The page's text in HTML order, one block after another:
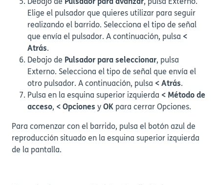
Debajo de Pulsador para avanzar, pulsa Externo.
Elige el pulsador que quieres utilizar para seguir
realizando el barrido. Selecciona el tipo de señal
que envía el pulsador. A continuación, pulsa <
Atrás.
Debajo de Pulsador para seleccionar, pulsa
Externo. Selecciona el tipo de señal que envía el
otro pulsador. A continuación, pulsa < Atrás.
Pulsa en la esquina superior izquierda < Método de
acceso, < Opciones y OK para cerrar Opciones.
Para comenzar con el barrido, pulsa el botón azul de
reproducción situado en la esquina superior izquierda
de la pantalla.